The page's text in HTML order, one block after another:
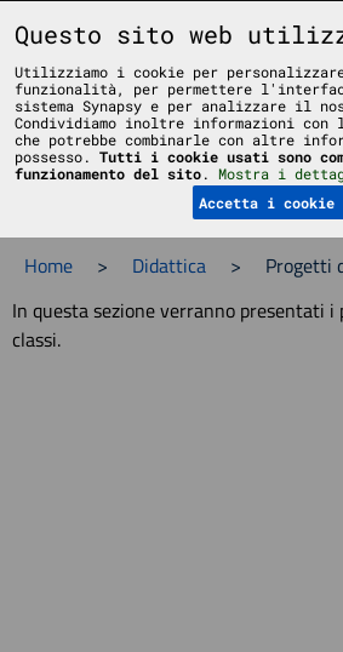
Liceo Scientifico Statale Bruno Touschek -
Home > Didattica >
Progetti
In questa sezione verranno presentati
classi.
Questo sito web
Utilizziamo i cookie per
funzionalità, per permettere
sistema Synapsy e per analizzare il
Condividiamo inoltre informazioni con
che potrebbe combinarle con altre
possesso. Tutti i cookie usati sono
funzionamento del sito. Mostra i
Accetta i cookie